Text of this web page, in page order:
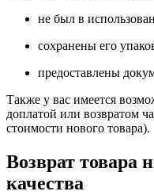
не был в
сохранены его
предоставлены
Также у вас имеется
доплатой или возвратом
стоимости нового товара).
Возврат товара
качества